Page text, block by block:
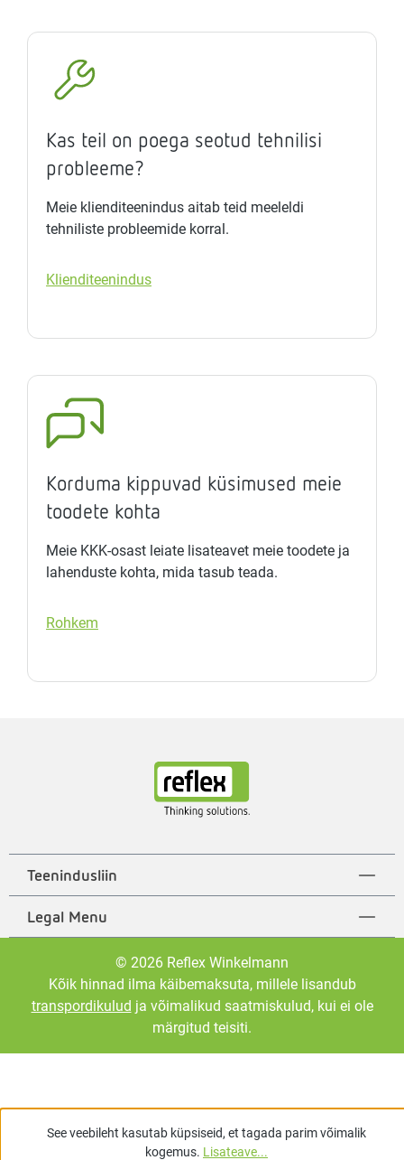
Kas teil on poega seotud tehnilisi
probleeme?
Meie klienditeenindus aitab teid meeleldi
tehniliste probleemide korral.
Klienditeenindus
Korduma kippuvad küsimused meie
toodete kohta
Meie KKK-osast leiate lisateavet meie toodete ja
lahenduste kohta, mida tasub teada.
Rohkem
Teenindusliin
Legal Menu
© 2026 Reflex Winkelmann
Kõik hinnad ilma käibemaksuta, millele lisandub
transpordikulud ja võimalikud saatmiskulud, kui ei ole
märgitud teisiti.
See veebileht kasutab küpsiseid, et tagada parim võimalik
kogemus. Lisateave...